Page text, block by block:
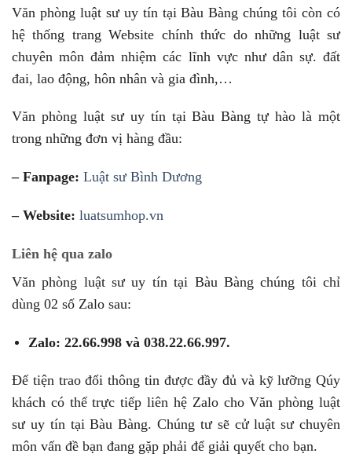
Văn phòng luật sư uy tín tại Bàu Bàng chúng tôi còn có
hệ thống trang Website chính thức do những luật sư
chuyên môn đảm nhiệm các lĩnh vực như dân sự. đất
đai, lao động, hôn nhân và gia đình,…
Văn phòng luật sư uy tín tại Bàu Bàng tự hào là một
trong những đơn vị hàng đầu:
– Fanpage: Luật sư Bình Dương
– Website: luatsumhop.vn
Liên hệ qua zalo
Văn phòng luật sư uy tín tại Bàu Bàng chúng tôi chỉ
dùng 02 số Zalo sau:
Zalo: 22.66.998 và 038.22.66.997.
Để tiện trao đổi thông tin được đầy đủ và kỹ lưỡng Qúy
khách có thể trực tiếp liên hệ Zalo cho Văn phòng luật
sư uy tín tại Bàu Bàng. Chúng tư sẽ cử luật sư chuyên
môn vấn đề bạn đang gặp phải để giải quyết cho bạn.